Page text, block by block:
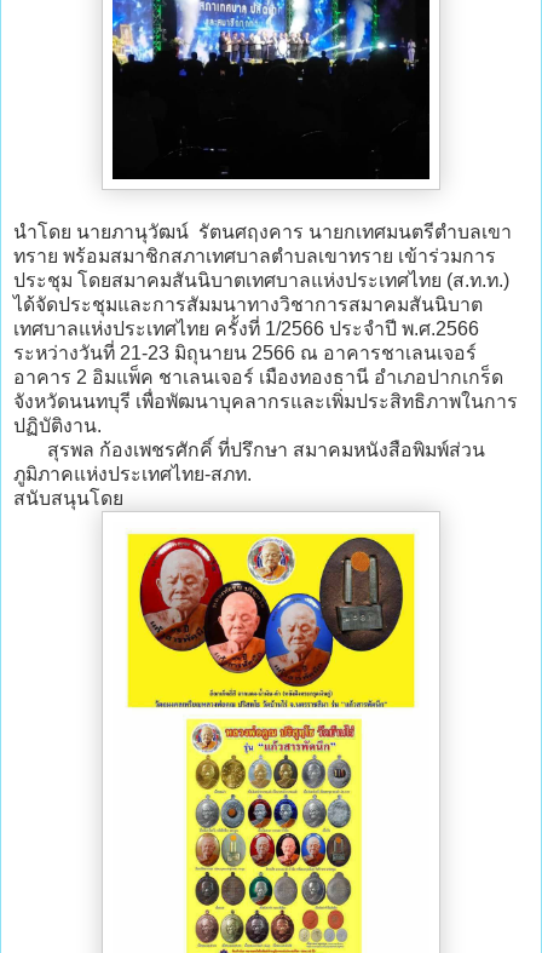
นำโดย นายภานุวัฒน์ รัตนศฤงคาร นายกเทศมนตรีตำบลเขา
ทราย พร้อมสมาชิกสภาเทศบาลตำบลเขาทราย เข้าร่วมการ
ประชุม โดยสมาคมสันนิบาตเทศบาลแห่งประเทศไทย (ส.ท.ท.)
ได้จัดประชุมและการสัมมนาทางวิชาการสมาคมสันนิบาต
เทศบาลแห่งประเทศไทย ครั้งที่ 1/2566 ประจำปี พ.ศ.2566
ระหว่างวันที่ 21-23 มิถุนายน 2566 ณ อาคารชาเลนเจอร์
อาคาร 2 อิมแพ็ค ชาเลนเจอร์ เมืองทองธานี อำเภอปากเกร็ด
จังหวัดนนทบุรี เพื่อพัฒนาบุคลากรและเพิ่มประสิทธิภาพในการ
ปฏิบัติงาน.
สุรพล ก้องเพชรศักคิ์ ที่ปรึกษา สมาคมหนังสือพิมพ์ส่วน
ภูมิภาคแห่งประเทศไทย-สภท.
สนับสนุนโดย